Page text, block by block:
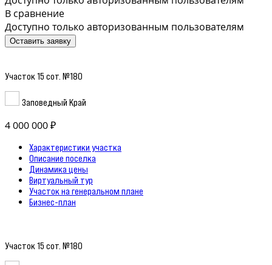
В сравнение
Доступно только авторизованным пользователям
Оставить заявку
Участок 15 сот. №180
Заповедный Край
4 000 000 ₽
Характеристики участка
Описание поселка
Динамика цены
Виртуальный тур
Участок на генеральном плане
Бизнес-план
Участок 15 сот. №180